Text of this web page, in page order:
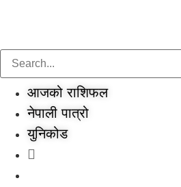
आजको राशिफल
नेपाली पात्रो
युनिकोड